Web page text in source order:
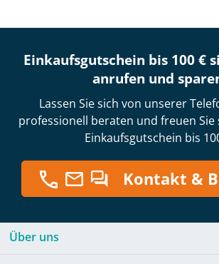
Einkaufsgutschein bis 100 €
anrufen und
Lassen Sie sich von unserer
professionell beraten und freuen Sie
Einkaufsgutschein bis
Kontakt &
Über uns